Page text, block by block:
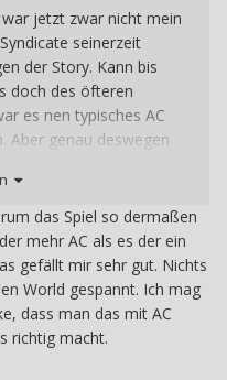
jetzt zwar nicht mein
seinerzeit
der Story. Kann bis
doch des öfteren
es nen typisches AC
Aber genau deswegen
ich denke, dass es
die Open World zu
Recon Wildlands
Open World, die
was zu bieten hat.
das Spiel so dermaßen
mehr AC als es der ein
gefällt mir sehr gut. Nichts
World gespannt. Ich mag
dass man das mit AC
richtig macht.